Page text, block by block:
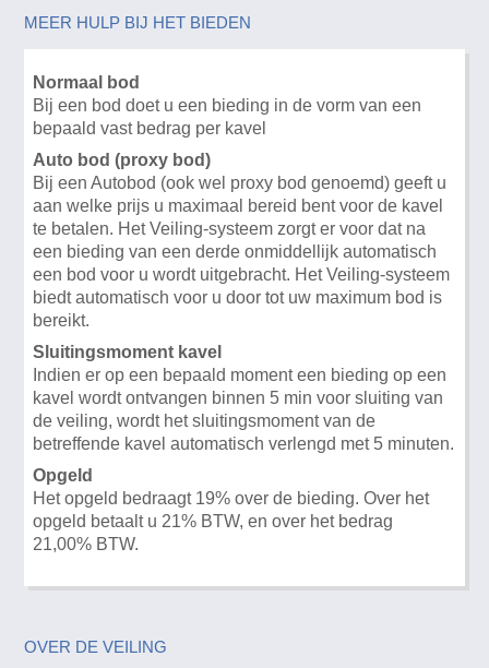
MEER HULP BIJ HET BIEDEN
Normaal bod
Bij een bod doet u een bieding in de vorm van een
bepaald vast bedrag per kavel
Auto bod (proxy bod)
Bij een Autobod (ook wel proxy bod genoemd) geeft u
aan welke prijs u maximaal bereid bent voor de kavel
te betalen. Het Veiling-systeem zorgt er voor dat na
een bieding van een derde onmiddellijk automatisch
een bod voor u wordt uitgebracht. Het Veiling-systeem
biedt automatisch voor u door tot uw maximum bod is
bereikt.
Sluitingsmoment kavel
Indien er op een bepaald moment een bieding op een
kavel wordt ontvangen binnen 5 min voor sluiting van
de veiling, wordt het sluitingsmoment van de
betreffende kavel automatisch verlengd met 5 minuten.
Opgeld
Het opgeld bedraagt 19% over de bieding. Over het
opgeld betaalt u 21% BTW, en over het bedrag
21,00% BTW.
OVER DE VEILING